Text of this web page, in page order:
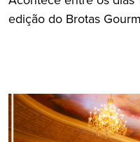
edição do Brotas